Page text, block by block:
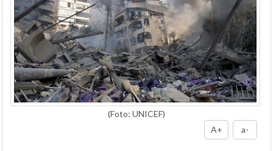
(Foto: UNICEF)
A+
a-